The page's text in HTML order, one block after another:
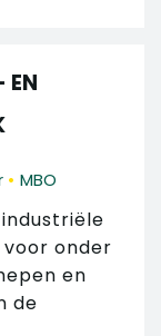
EN
• MBO
onder
en
de